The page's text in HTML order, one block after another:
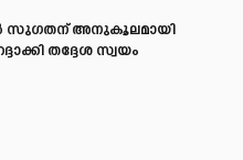
സുഗതന് അനുകൂലമായി
തദ്ദേശ സ്വയം